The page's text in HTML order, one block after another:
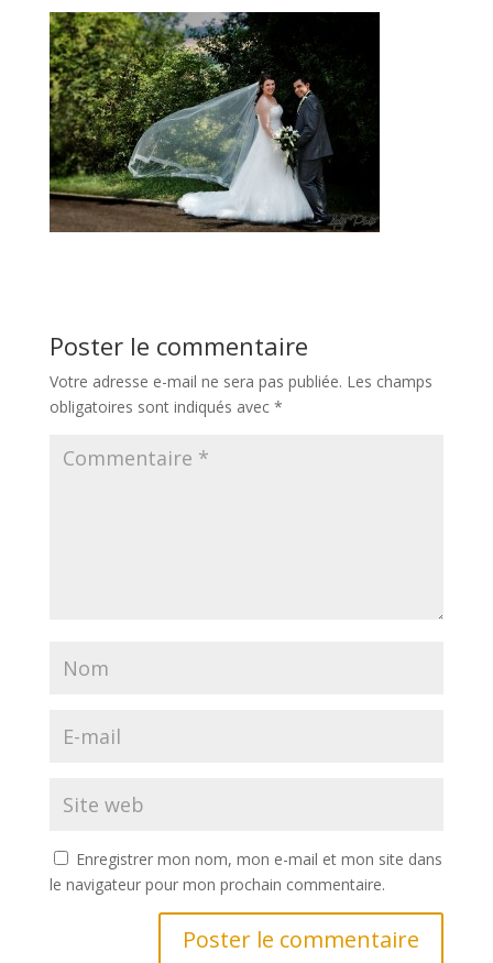
Poster le commentaire
Votre adresse e-mail ne sera pas publiée. Les champs
obligatoires sont indiqués avec *
Enregistrer mon nom, mon e-mail et mon site dans
le navigateur pour mon prochain commentaire.